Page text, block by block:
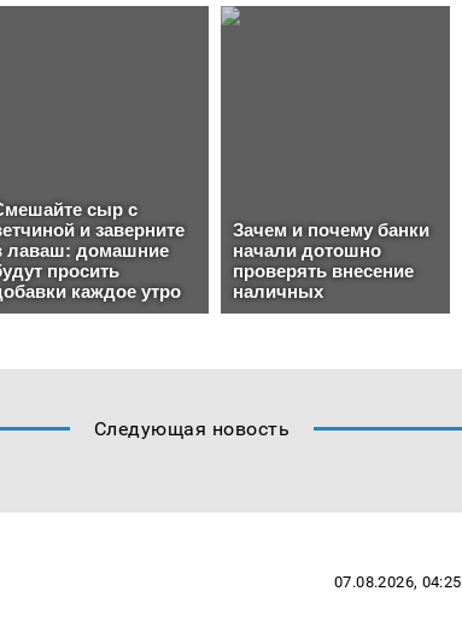
Следующая новость
07.08.2026, 04:25